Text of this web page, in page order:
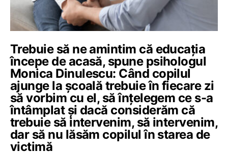
Trebuie să ne amintim că educația
începe de acasă, spune psihologul
Monica Dinulescu: Când copilul
ajunge la școală trebuie în fiecare zi
să vorbim cu el, să înțelegem ce s-a
întâmplat și dacă considerăm că
trebuie să intervenim, să intervenim,
dar să nu lăsăm copilul în starea de
victimă